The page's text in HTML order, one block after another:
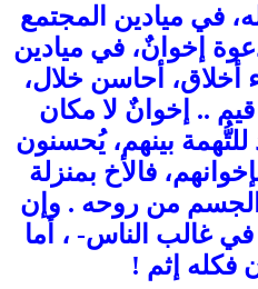
في ميادين المجتمع
إخوانٌ، في ميادين
أخلاق، أحاسن خلال،
.. إخوانٌ لا مكان
للتُّهمة بينهم، يُحسنون
فالأخ بمنزلة
من روحه . وإن
غالب الناس- ، أما
فكله إثم !